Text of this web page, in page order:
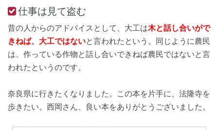
仕事は見て盗む
昔の人からのアドバイスとして、大工は木と話し合いがで
きねば、大工ではないと言われたという。同じように農民
は、作っている作物と話し合いできねば農民ではないと言
われたというのです。
奈良県に行きたくなりました。この本を片手に、法隆寺を
歩きたい。西岡さん、良い本をありがとうございました。